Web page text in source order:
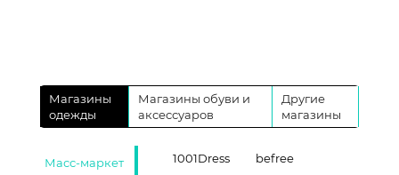
Магазины
одежды
Магазины обуви и
аксессуаров
Другие
магазины
Масс-маркет
1001Dress
befree